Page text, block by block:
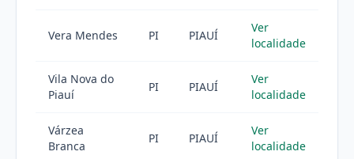
Vera Mendes PI PIAUÍ
Ver
localidade
Vila Nova do
Piauí
PI PIAUÍ
Ver
localidade
Várzea
Branca
PI PIAUÍ
Ver
localidade